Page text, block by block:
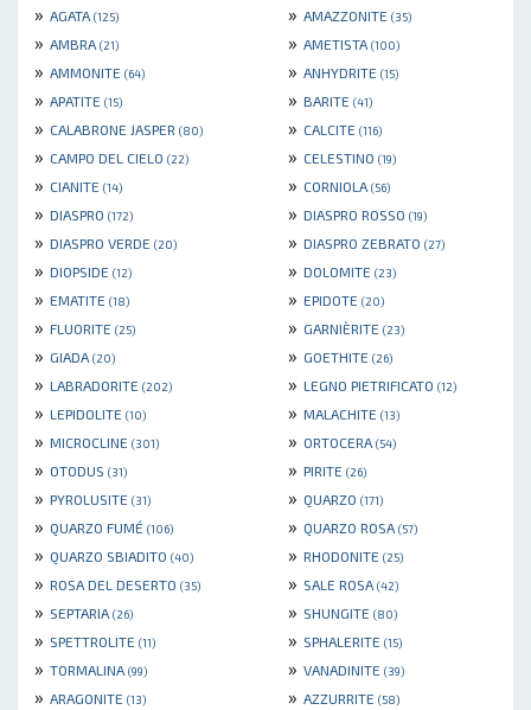
» AGATA (125) » AMAZZONITE (35)
» AMBRA (21) » AMETISTA (100)
» AMMONITE (64) » ANHYDRITE (15)
» APATITE (15) » BARITE (41)
» CALABRONE JASPER (80) » CALCITE (116)
» CAMPO DEL CIELO (22) » CELESTINO (19)
» CIANITE (14) » CORNIOLA (56)
» DIASPRO (172) » DIASPRO ROSSO (19)
» DIASPRO VERDE (20) » DIASPRO ZEBRATO (27)
» DIOPSIDE (12) » DOLOMITE (23)
» EMATITE (18) » EPIDOTE (20)
» FLUORITE (25) » GARNIÈRITE (23)
» GIADA (20) » GOETHITE (26)
» LABRADORITE (202) » LEGNO PIETRIFICATO (12)
» LEPIDOLITE (10) » MALACHITE (13)
» MICROCLINE (301) » ORTOCERA (54)
» OTODUS (31) » PIRITE (26)
» PYROLUSITE (31) » QUARZO (171)
» QUARZO FUMÉ (106) » QUARZO ROSA (57)
» QUARZO SBIADITO (40) » RHODONITE (25)
» ROSA DEL DESERTO (35) » SALE ROSA (42)
» SEPTARIA (26) » SHUNGITE (80)
» SPETTROLITE (11) » SPHALERITE (15)
» TORMALINA (99) » VANADINITE (39)
» ARAGONITE (13) » AZZURRITE (58)